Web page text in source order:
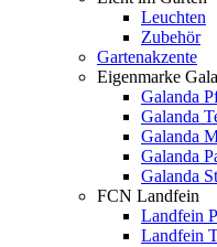
Leuchten
Zubehör
Gartenakzente
Eigenmarke
Galanda
Galanda
Galanda
Galanda
Galanda
FCN Landfein
Landfein
Landfein